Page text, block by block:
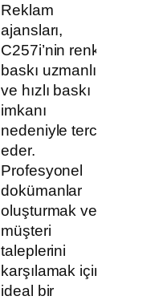
Reklam
ajansları,
C257i’nin renkli
baskı uzmanlığı
ve hızlı baskı
imkanı
nedeniyle tercih
eder.
Profesyonel
dokümanlar
oluşturmak ve
müşteri
taleplerini
karşılamak için
ideal bir